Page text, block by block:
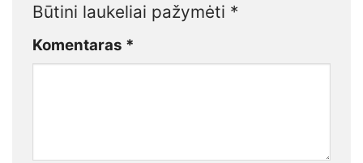
Būtini laukeliai pažymėti *
Komentaras *